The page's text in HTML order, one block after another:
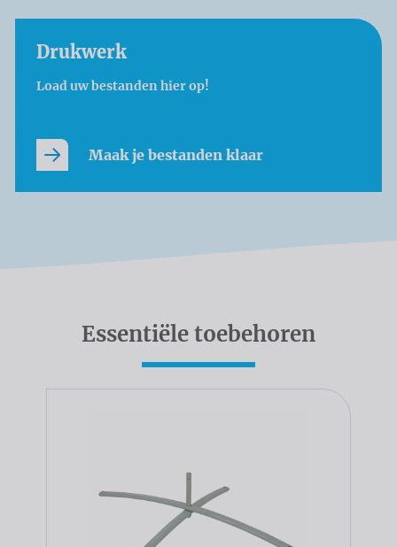
Drukwerk
Load uw bestanden hier op!
Maak je bestanden klaar
Essentiële toebehoren